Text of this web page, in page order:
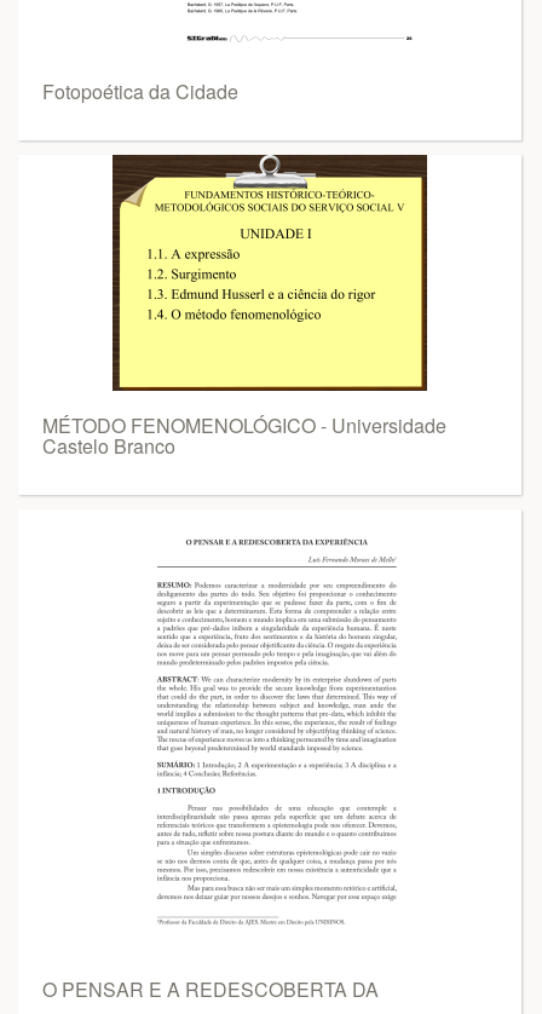
Fotopoética da Cidade
MÉTODO FENOMENOLÓGICO - Universidade
Castelo Branco
O PENSAR E A REDESCOBERTA DA